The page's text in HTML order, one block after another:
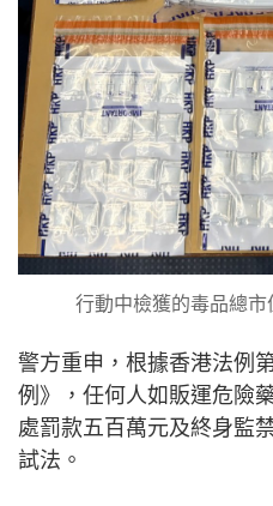
行動中檢獲的毒品總
警方重申，根據香港法例
例》，任何人如販運危險
處罰款五百萬元及終身監
試法。